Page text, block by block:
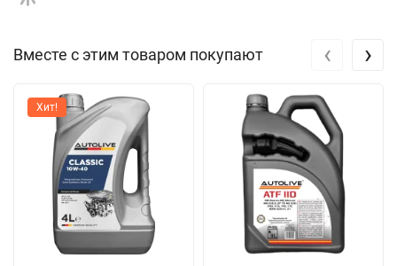
Вместе с этим товаром покупают
Хит!
‹ ›